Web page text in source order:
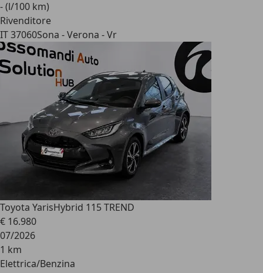
- (l/100 km)
Rivenditore
IT 37060Sona - Verona - Vr
Toyota YarisHybrid 115 TREND
€ 16.980
07/2026
1 km
Elettrica/Benzina